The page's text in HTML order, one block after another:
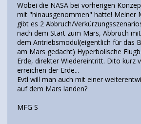
Wobei die NASA bei vorherigen
mit "hinausgenommen" hatte! Meiner
gibt es 2 Abbruch/
nach dem Start zum Mars, Abbruch
dem Antriebsmodul(eigentlich für das
am Mars gedacht) Hyperbolische
Erde, direkter Wiedereintritt. Dito kurz
erreichen der Erde...
Evtl will man auch mit einer
auf dem Mars landen?
MFG S